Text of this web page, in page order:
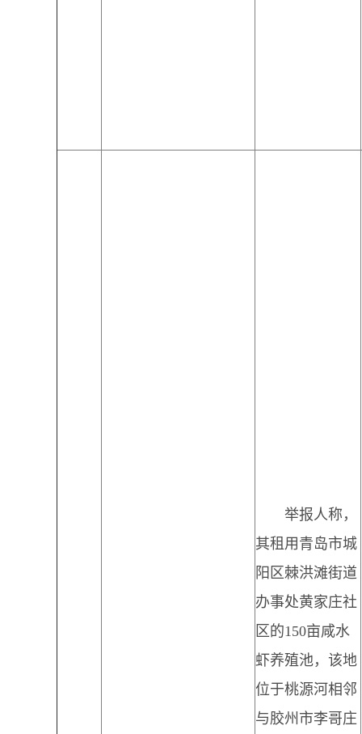
举报人称，
其租用青岛市城
阳区棘洪滩街道
办事处黄家庄社
区的150亩咸水
虾养殖池，该地
位于桃源河相邻
与胶州市李哥庄